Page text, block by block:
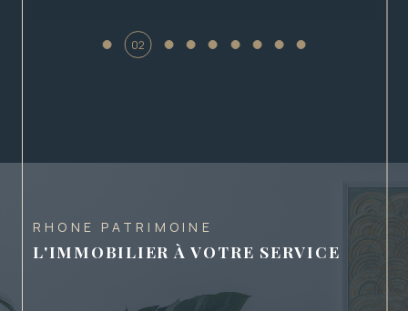
02
RHONE PATRIMOINE
L'IMMOBILIER À VOTRE SERVICE